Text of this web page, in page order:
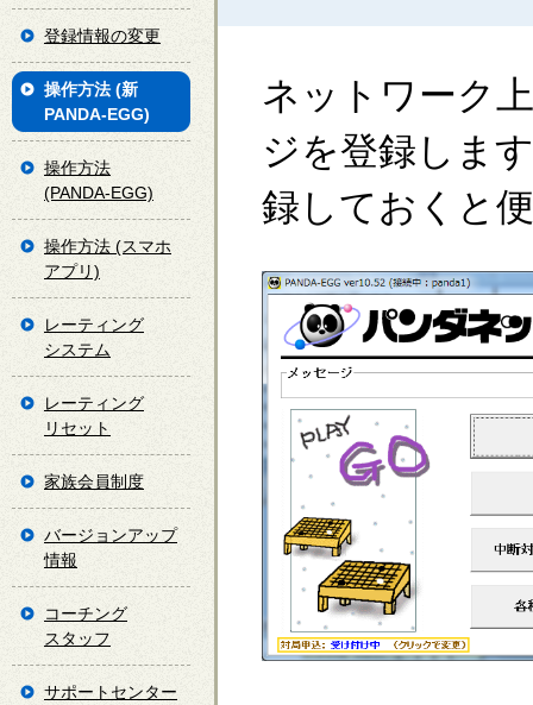
ネットワーク
ジを登録しま
録しておくと
登録情報の変更
操作方法 (新
PANDA-EGG)
操作方法
(PANDA-EGG)
操作方法 (スマホ
アプリ)
レーティング
システム
レーティング
リセット
家族会員制度
バージョンアップ
情報
コーチング
スタッフ
サポートセンター